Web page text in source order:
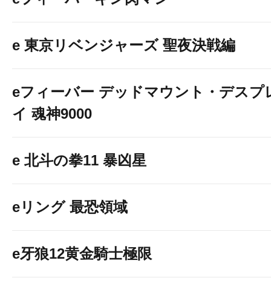
e 東京リベンジャーズ 聖夜決戦編
eフィーバー デッドマウント・デスプ
イ 魂神9000
e 北斗の拳11 暴凶星
eリング 最恐領域
e牙狼12黄金騎士極限